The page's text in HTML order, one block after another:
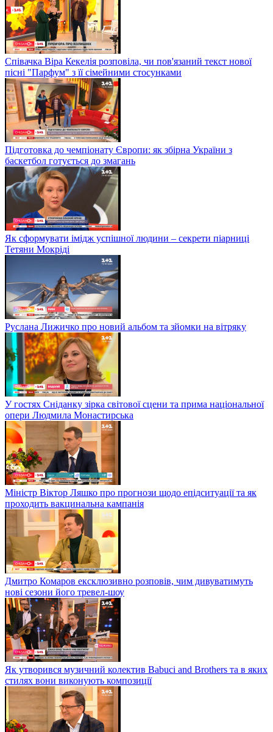
Співачка Віра Кекелія розповіла, чи пов'язаний текст нової
пісні "Парфум" з її сімейними стосунками
Підготовка до чемпіонату Європи: як збірна України з
баскетбол готується до змагань
Як сформувати імідж успішної людини – секрети піарниці
Тетяни Мокріді
Руслана Лижичко про новий альбом та зйомки на вітряку
У гостях Сніданку зірка світової сцени та прима національної
опери Людмила Монастирська
Міністр Віктор Ляшко про прогнози щодо епідситуації та як
проходить вакцинальна кампанія
Дмитро Комаров ексклюзивно розповів, чим дивуватимуть
нові сезони його тревел-шоу
Як утворився музичний колектив Babuci and Brothers та в яких
стилях вони виконують композиції